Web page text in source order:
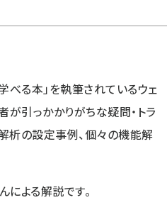
べる本」を執筆されているウェ
が引っかかりがちな疑問・トラ
析の設定事例、個々の機能解
よる解説です。